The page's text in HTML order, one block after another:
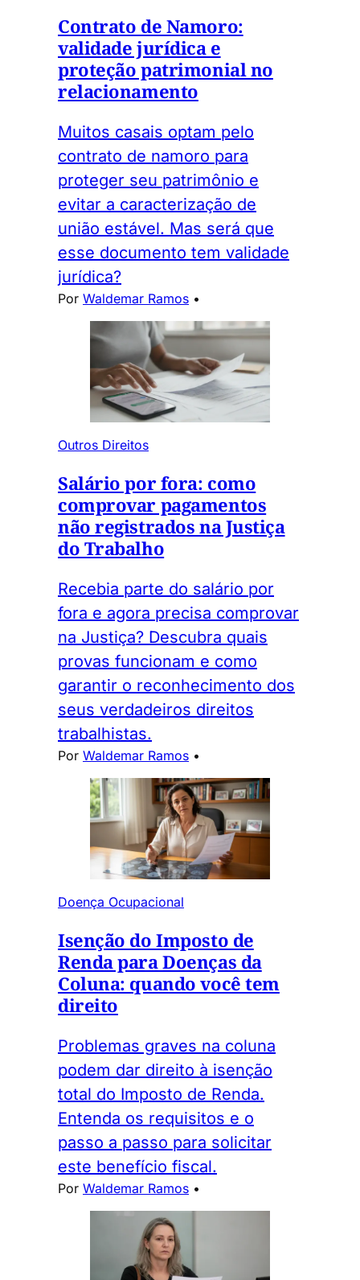
Contrato de Namoro:
validade jurídica e
proteção patrimonial no
relacionamento
Muitos casais optam pelo
contrato de namoro para
proteger seu patrimônio e
evitar a caracterização de
união estável. Mas será que
esse documento tem validade
jurídica?
Por Waldemar Ramos •
Outros Direitos
Salário por fora: como
comprovar pagamentos
não registrados na Justiça
do Trabalho
Recebia parte do salário por
fora e agora precisa comprovar
na Justiça? Descubra quais
provas funcionam e como
garantir o reconhecimento dos
seus verdadeiros direitos
trabalhistas.
Por Waldemar Ramos •
Doença Ocupacional
Isenção do Imposto de
Renda para Doenças da
Coluna: quando você tem
direito
Problemas graves na coluna
podem dar direito à isenção
total do Imposto de Renda.
Entenda os requisitos e o
passo a passo para solicitar
este benefício fiscal.
Por Waldemar Ramos •